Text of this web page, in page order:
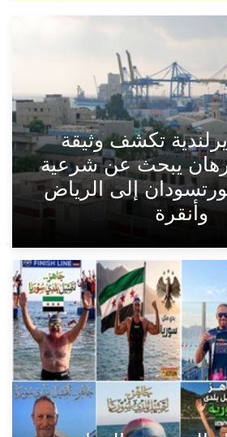
تكشف وثيقة
يبحث عن شرعية
إلى الرياض
وأنقرة